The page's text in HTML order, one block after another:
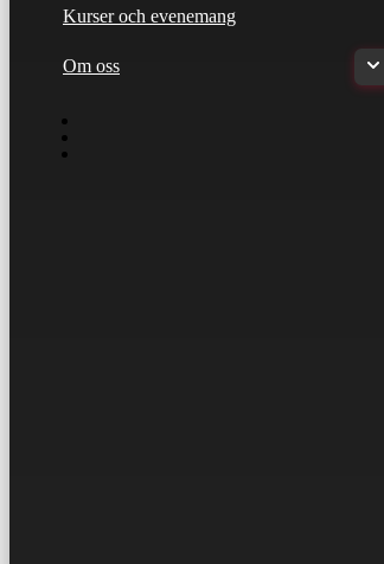
Kurser och evenemang
Om oss